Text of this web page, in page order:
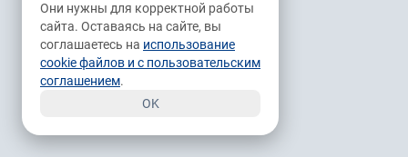
Они нужны для корректной работы
сайта. Оставаясь на сайте, вы
соглашаетесь на использование
cookie файлов и с пользовательским
соглашением.
OK